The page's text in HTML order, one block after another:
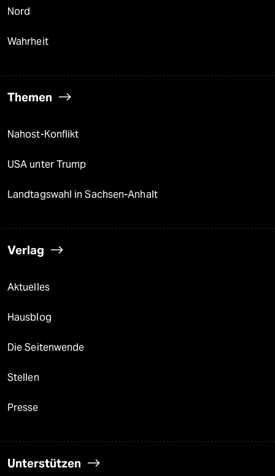
Nord
Wahrheit
Themen
Nahost-Konflikt
USA unter Trump
Landtagswahl in Sachsen-Anhalt
Verlag
Aktuelles
Hausblog
Die Seitenwende
Stellen
Presse
Unterstützen